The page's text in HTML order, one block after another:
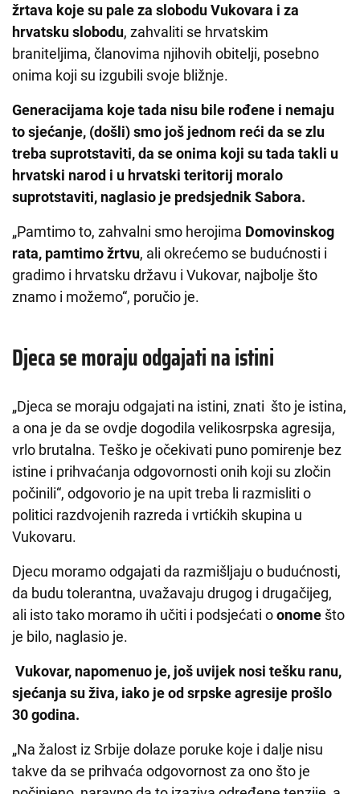
žrtava koje su pale za slobodu Vukovara i za
hrvatsku slobodu, zahvaliti se hrvatskim
braniteljima, članovima njihovih obitelji, posebno
onima koji su izgubili svoje bližnje.
Generacijama koje tada nisu bile rođene i nemaju
to sjećanje, (došli) smo još jednom reći da se zlu
treba suprotstaviti, da se onima koji su tada takli u
hrvatski narod i u hrvatski teritorij moralo
suprotstaviti, naglasio je predsjednik Sabora.
„Pamtimo to, zahvalni smo herojima Domovinskog
rata, pamtimo žrtvu, ali okrećemo se budućnosti i
gradimo i hrvatsku državu i Vukovar, najbolje što
znamo i možemo“, poručio je.
Djeca se moraju odgajati na istini
„Djeca se moraju odgajati na istini, znati što je istina,
a ona je da se ovdje dogodila velikosrpska agresija,
vrlo brutalna. Teško je očekivati puno pomirenje bez
istine i prihvaćanja odgovornosti onih koji su zločin
počinili“, odgovorio je na upit treba li razmisliti o
politici razdvojenih razreda i vrtićkih skupina u
Vukovaru.
Djecu moramo odgajati da razmišljaju o budućnosti,
da budu tolerantna, uvažavaju drugog i drugačijeg,
ali isto tako moramo ih učiti i podsjećati oonome što
je bilo, naglasio je.
Vukovar, napomenuo je, još uvijek nosi tešku ranu,
sjećanja su živa, iako je od srpske agresije prošlo
30 godina.
„Na žalost iz Srbije dolaze poruke koje i dalje nisu
takve da se prihvaća odgovornost za ono što je